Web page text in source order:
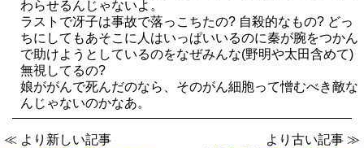
わらせるんじゃないよ。
ラストで冴子は事故で落っこちたの? 自殺的なもの? どっ
ちにしてもあそこに人はいっぱいいるのに秦が腕をつかん
で助けようとしているのをなぜみんな(野明や太田含めて)
無視してるの?
娘ががんで死んだのなら、そのがん細胞って憎むべき敵な
んじゃないのかなあ。
≪ より新しい記事
より古い記事 ≫